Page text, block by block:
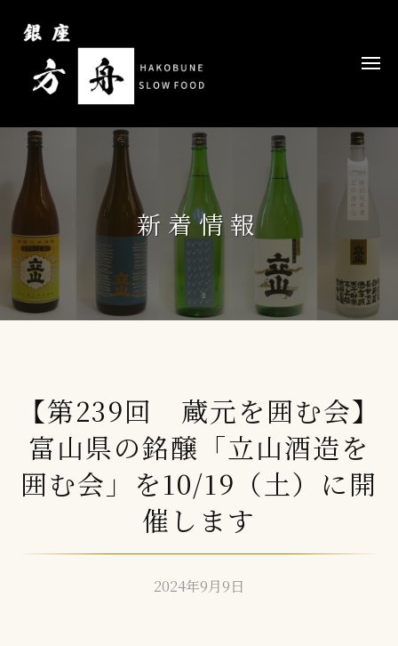
ッ
プ
メ
新着情報
【第239回 蔵元を囲む会】
富山県の銘醸「立山酒造を
囲む会」を10/19（土）に開
催します
2024年9月9日